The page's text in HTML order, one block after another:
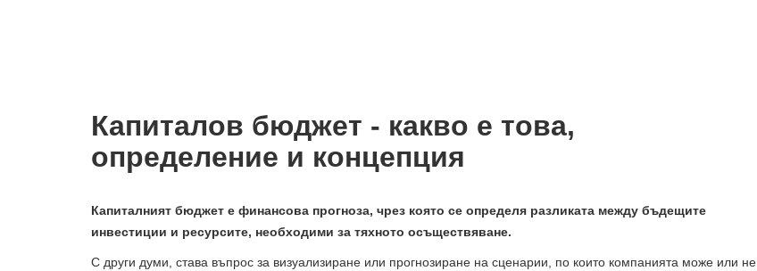
Капиталов бюджет - какво е това,
определение и концепция
Капиталният бюджет е финансова прогноза, чрез която се определя разликата между бъдещите
инвестиции и ресурсите, необходими за тяхното осъществяване.
С други думи, става въпрос за визуализиране или прогнозиране на сценарии, по които компанията може или не